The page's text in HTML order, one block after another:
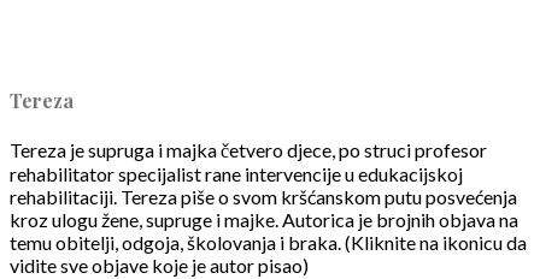
Tereza
Tereza je supruga i majka četvero djece, po struci profesor
rehabilitator specijalist rane intervencije u edukacijskoj
rehabilitaciji. Tereza piše o svom kršćanskom putu posvećenja
kroz ulogu žene, supruge i majke. Autorica je brojnih objava na
temu obitelji, odgoja, školovanja i braka. (Kliknite na ikonicu da
vidite sve objave koje je autor pisao)